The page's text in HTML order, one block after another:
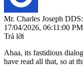
Mr. Charles Joseph DDS:
17/04/2026, 06:11:00 PM
Trả lời
Ahaa, its fastidious
have read all that, so at